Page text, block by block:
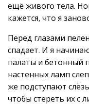
ещё живого тела.
кажется, что я
Перед глазами
спадает. И я
палаты и бетонный
настенных ламп
же подступают
чтобы стереть их с